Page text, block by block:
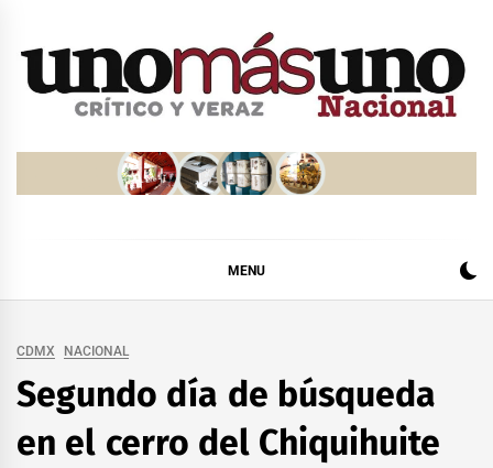
MENU
CDMX NACIONAL
Segundo día de búsqueda
en el cerro del Chiquihuite